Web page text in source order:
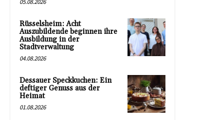
Rüsselsheim: Acht
Auszubildende beginnen ihre
Ausbildung in der
Stadtverwaltung
04.08.2026
Dessauer Speckkuchen: Ein
deftiger Genuss aus der
Heimat
01.08.2026